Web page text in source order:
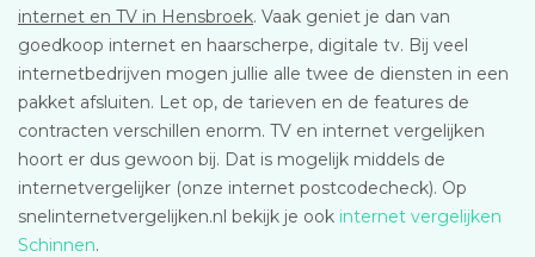
internet en TV in Hensbroek. Vaak geniet je dan van
goedkoop internet en haarscherpe, digitale tv. Bij veel
internetbedrijven mogen jullie alle twee de diensten in een
pakket afsluiten. Let op, de tarieven en de features de
contracten verschillen enorm. TV en internet vergelijken
hoort er dus gewoon bij. Dat is mogelijk middels de
internetvergelijker (onze internet postcodecheck). Op
snelinternetvergelijken.nl bekijk je ook internet vergelijken
Schinnen.